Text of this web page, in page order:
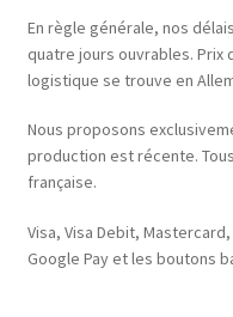
En règle générale, nos
quatre jours ouvrables. Prix
logistique se trouve en
Nous proposons
production est récente.
française.
Visa, Visa Debit,
Google Pay et les boutons